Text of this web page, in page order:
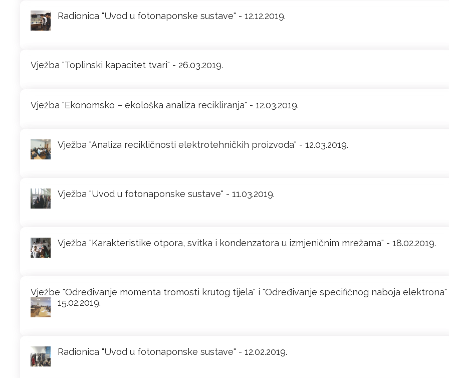
Radionica "Uvod u fotonaponske sustave" - 12.12.2019.
Vježba "Toplinski kapacitet tvari" - 26.03.2019.
Vježba "Ekonomsko – ekološka analiza recikliranja" - 12.03.2019.
Vježba "Analiza recikličnosti elektrotehničkih proizvoda" - 12.03.2019.
Vježba "Uvod u fotonaponske sustave" - 11.03.2019.
Vježba "Karakteristike otpora, svitka i kondenzatora u izmjeničnim mrežama" - 18.02.2019.
Vježbe "Određivanje momenta tromosti krutog tijela" i "Određivanje specifičnog naboja elektrona"
15.02.2019.
Radionica "Uvod u fotonaponske sustave" - 12.02.2019.